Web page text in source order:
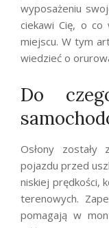
wyposażeniu
ciekawi Cię, o co
miejscu. W tym
wiedzieć o
Do
Osłony zostały
pojazdu przed
niskiej prędkości,
terenowych.
pomagają w